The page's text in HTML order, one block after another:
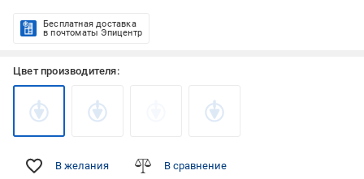
Бесплатная доставка
в почтоматы Эпицентр
Цвет производителя:
В желания В сравнение